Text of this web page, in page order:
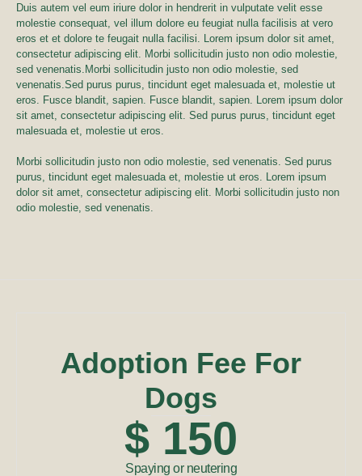
Duis autem vel eum iriure dolor in hendrerit in vulputate velit esse
molestie consequat, vel illum dolore eu feugiat nulla facilisis at vero
eros et et dolore te feugait nulla facilisi. Lorem ipsum dolor sit amet,
consectetur adipiscing elit. Morbi sollicitudin justo non odio molestie,
sed venenatis.Morbi sollicitudin justo non odio molestie, sed
venenatis.Sed purus purus, tincidunt eget malesuada et, molestie ut
eros. Fusce blandit, sapien. Fusce blandit, sapien. Lorem ipsum dolor
sit amet, consectetur adipiscing elit. Sed purus purus, tincidunt eget
malesuada et, molestie ut eros.
Morbi sollicitudin justo non odio molestie, sed venenatis. Sed purus
purus, tincidunt eget malesuada et, molestie ut eros. Lorem ipsum
dolor sit amet, consectetur adipiscing elit. Morbi sollicitudin justo non
odio molestie, sed venenatis.
Adoption Fee For
Dogs
$ 150
Spaying or neutering